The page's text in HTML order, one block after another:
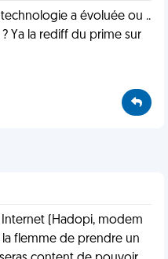
a évoluée ou ..
Ya la rediff du prime sur
Internet (Hadopi, modem
flemme de prendre un